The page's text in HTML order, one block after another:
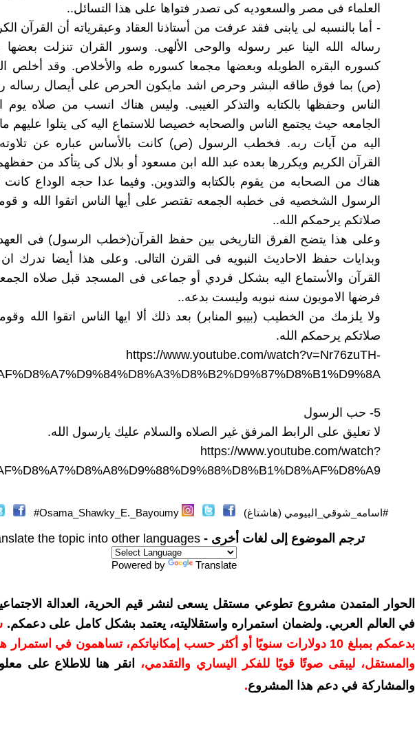
العلماء فى مصر والسعوديه كى تصدر فتواها على هذا التسائل..
- أما بالنسبه لى يابنى فقد عرفت من أستاذنا العقاد وعبقرياته أن القرآن
رساله الله الينا عبر رسوله والوحى الألهى. وسور القران تنزلت بعضها
كسوره البقره الطويله وبعضها مجمعا كسوره طه والأخلاص. وقد أخلص
(ص) بما فوق طاقه البشر وحرص اشد مايكون الحرص على أيصال رساله
الناس وحفظها بالكتابه والتذكر الغيبى. وليس هناك انسب من صلاه يوم
الجامعه حيث يجتمع الناس والصحابه خصيصا للاستماع اليه كى يتلوا عليهم
اليه من آيات ربه. فخطب الرسول (ص) كانت بالأساس عباره عن تلاوته
القرآن الكريم ويكررها بعده عبد الله ابن مسعود أو بلال كى يتأكد من
هناك من الصحابه من يقوم بالكتابه والتدوين. وفيما عدا حجه الوداع
الرسول الشخصيه فى خطبه الجمعه تقتصر على أيها الناس اتقوا الله و
صلاتكم يرحمكم الله..
وعلى هذا يتضح الفرق التاريخى بين حفظ القرآن(خطب الرسول) فى العهد
وبدايات حفظ الاحاديث النبويه فى القرن التالى. وعلى هذا أيضا ندرك
القرآن والأستماع اليه بشكل فردي أو جماعى فى المسجد قبل صلاه
فرضها الامويون سنه نبويه وليست بدعه..
ولا يلزمك من الخطيب (بيبو المنابر) بعد ذلك ألا ايها الناس اتقوا الله
صلاتكم يرحمكم الله.
https://www.youtube.com/watch?v=Nr76zuTH-
5- حب الرسول
لا تعليق على الرابط المرفق غير الصلاه والسلام عليك يارسول الله.
https://www.youtube.com/watch?
#اسامه_شوقي_البيومي (هاشتاغ) Osama_Shawky_E._Bayoumy#
ترجم الموضوع إلى لغات أخرى - the topic into other languages
Powered by Translate
الحوار المتمدن مشروع تطوعي مستقل يسعى لنشر قيم الحرية، العدالة
في العالم العربي. ولضمان استمراره واستقلاليته، يعتمد بشكل كامل على دعمكم.
بدعمكم بمبلغ 10 دولارات سنويًا أو أكثر حسب إمكانياتكم، تساهمون في استمرار
والمستقل، ليبقى صوتًا قويًا للفكر اليساري والتقدمي،
انقر هنا للاطلاع على
والمشاركة في دعم هذا المشروع.